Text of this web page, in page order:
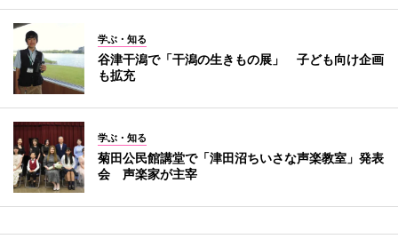
学ぶ・知る
谷津干潟で「干潟の生きもの展」 子ども向け企画
も拡充
学ぶ・知る
菊田公民館講堂で「津田沼ちいさな声楽教室」発表
会 声楽家が主宰